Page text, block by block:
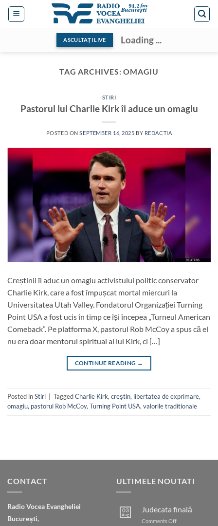
Skip
ASCULTAȚI LIVE Loading ...
TAG ARCHIVES:OMAGIU
STIRI
Pastorul lui Charlie Kirk îi aduce un omagiu
POSTED ONSEPTEMBER 16, 2025 BY REDACTIA
Creștinii îi aduc un omagiu activistului politic conservator
Charlie Kirk, care a fost împușcat mortal miercuri la
Universitatea Utah Valley. Fondatorul Organizației Turning
Point USA a fost ucis în timp ce își începea „Turneul American
Comeback”. Pe platforma X, pastorul Rob McCoy a spus că el
nu era doar mentorul spiritual al lui Kirk, ci […]
CONTINUE READING →
Posted inStiri TaggedCharlie Kirk, creștin, libertatea de exprimare,
omagiu, pastorul Rob McCoy, Turning Point USA, valorile traditionale
CONTACT
Radio Vocea Evangheliei
București,
ULTIMELE NOUTATI
03
Aug
Judecata finală
Comments Offon